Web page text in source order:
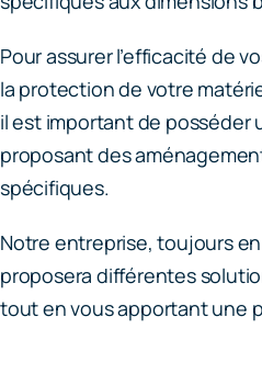
Pour assurer l’efficacité de
la protection de votre
il est important de posséder
proposant des
spécifiques.
Notre entreprise, toujours
proposera différentes
tout en vous apportant une